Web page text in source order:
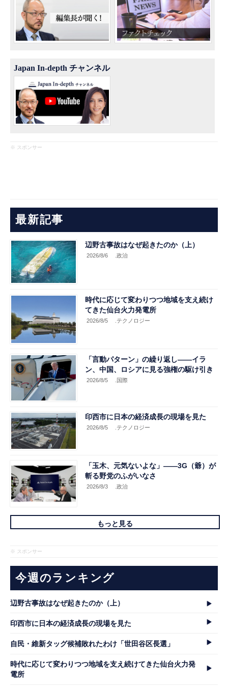
Japan In-depth チャンネル
※ スポンサー
最新記事
辺野古事故はなぜ起きたのか（上）
2026/8/6 .政治
時代に応じて変わりつつ地域を支え続け
てきた仙台火力発電所
2026/8/5 .テクノロジー
「言動パターン」の繰り返し――イラ
ン、中国、ロシアに見る強権の駆け引き
2026/8/5 .国際
印西市に日本の経済成長の現場を見た
2026/8/5 .テクノロジー
「玉木、元気ないよな」――3G（爺）が
斬る野党のふがいなさ
2026/8/3 .政治
もっと見る
※ スポンサー
今週のランキング
辺野古事故はなぜ起きたのか（上）
印西市に日本の経済成長の現場を見た
自民・維新タッグ候補敗れたわけ「世田谷区長選」
時代に応じて変わりつつ地域を支え続けてきた仙台火力発
電所